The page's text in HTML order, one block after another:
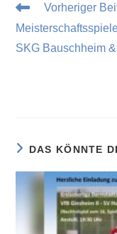
Vorheriger
SKG Bauschheim
DAS KÖNNTE